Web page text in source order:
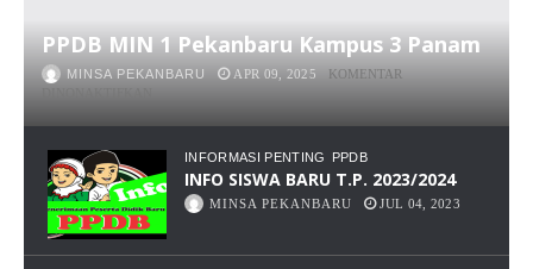
PPDB MIN 1 Pekanbaru Kampus 3 Panam
MINSA PEKANBARU APR 09, 2025
KOMENTAR
MIN
1
KAMPUS
3
INFORMASI PENTING PPDB
INFO SISWA BARU T.P. 2023/2024
MINSA PEKANBARU JUL 04, 2023